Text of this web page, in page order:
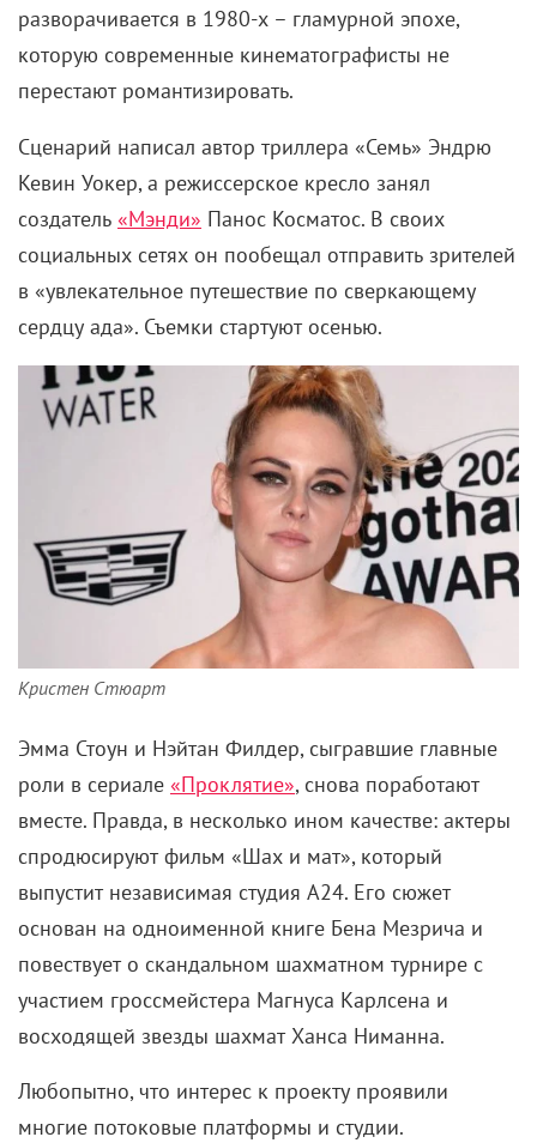
разворачивается в 1980-х – гламурной эпохе,
которую современные кинематографисты не
перестают романтизировать.
Сценарий написал автор триллера «Семь» Эндрю
Кевин Уокер, а режиссерское кресло занял
создатель «Мэнди» Панос Косматос. В своих
социальных сетях он пообещал отправить зрителей
в «увлекательное путешествие по сверкающему
сердцу ада». Съемки стартуют осенью.
Кристен Стюарт
Эмма Стоун и Нэйтан Филдер, сыгравшие главные
роли в сериале «Проклятие», снова поработают
вместе. Правда, в несколько ином качестве: актеры
спродюсируют фильм «Шах и мат», который
выпустит независимая студия A24. Его сюжет
основан на одноименной книге Бена Мезрича и
повествует о скандальном шахматном турнире с
участием гроссмейстера Магнуса Карлсена и
восходящей звезды шахмат Ханса Ниманна.
Любопытно, что интерес к проекту проявили
многие потоковые платформы и студии.